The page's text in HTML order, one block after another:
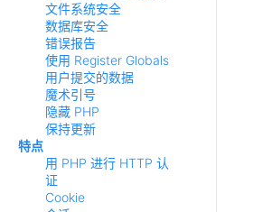
文件系统安全
数据库安全
错误报告
使用 Register Globals
用户提交的数据
魔术引号
隐藏 PHP
保持更新
特点
用 PHP 进行 HTTP 认
证
Cookie